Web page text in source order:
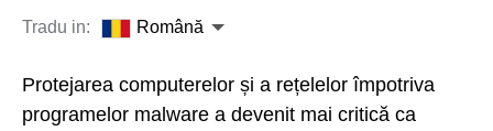
Tradu in:
Română
Protejarea computerelor și a rețelelor împotriva
programelor malware a devenit mai critică ca